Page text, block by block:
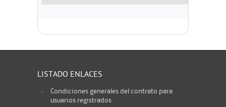
LISTADO ENLACES
Condiciones generales del contrato para
usuarios registrados